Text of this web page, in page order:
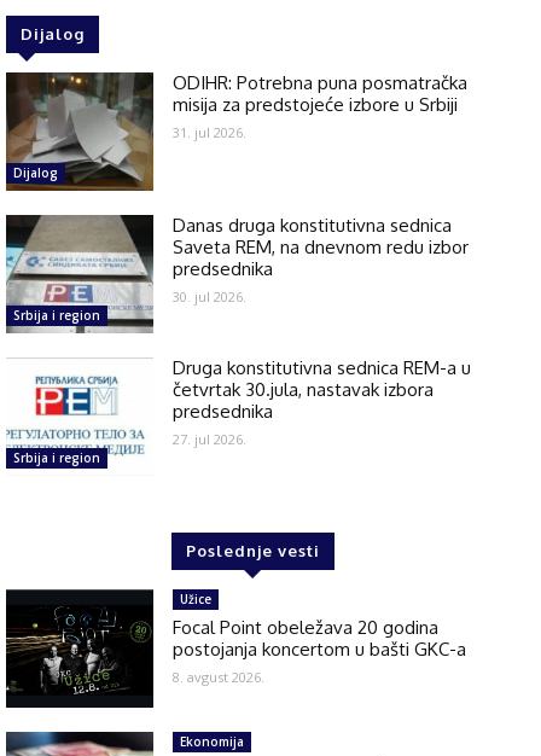
Dijalog
Dijalog
ODIHR: Potrebna puna posmatračka
misija za predstojeće izbore u Srbiji
31. jul 2026.
Srbija i region
Danas druga konstitutivna sednica
Saveta REM, na dnevnom redu izbor
predsednika
30. jul 2026.
Srbija i region
Druga konstitutivna sednica REM-a u
četvrtak 30.jula, nastavak izbora
predsednika
27. jul 2026.
Poslednje vesti
Užice
Focal Point obeležava 20 godina
postojanja koncertom u bašti GKC-a
8. avgust 2026.
Ekonomija